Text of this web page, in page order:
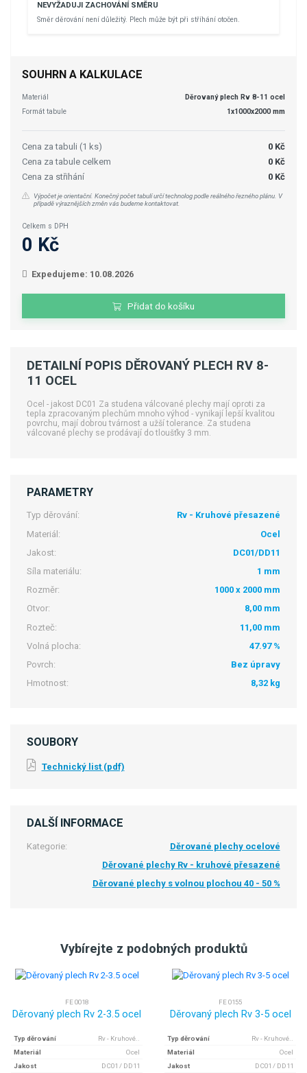
NEVYŽADUJI ZACHOVÁNÍ SMĚRU
Směr děrování není důležitý. Plech může být při stříhání otočen.
SOUHRN A KALKULACE
Materiál
Děrovaný plech Rv 8-11 ocel
Formát tabule
1x1000x2000 mm
Cena za tabuli (1 ks)
0 Kč
Cena za tabule celkem
0 Kč
Cena za střihání
0 Kč
Výpočet je orientační. Konečný počet tabulí určí technolog podle reálného řezného plánu. V
případě výraznějších změn vás budeme kontaktovat.
Celkem s DPH
0 Kč
Expedujeme: 10.08.2026
Přidat do košíku
DETAILNÍ POPIS DĚROVANÝ PLECH RV 8-
11 OCEL
Ocel - jakost DC01 Za studena válcované plechy mají oproti za
tepla zpracovaným plechům mnoho výhod - vynikají lepší kvalitou
povrchu, mají dobrou tvárnost a užší tolerance. Za studena
válcované plechy se prodávají do tloušťky 3 mm.
PARAMETRY
Typ děrování:
Rv - Kruhové přesazené
Materiál:
Ocel
Jakost:
DC01/DD11
Síla materiálu:
1 mm
Rozměr:
1000 x 2000 mm
Otvor:
8,00 mm
Rozteč:
11,00 mm
Volná plocha:
47.97 %
Povrch:
Bez úpravy
Hmotnost:
8,32 kg
SOUBORY
Technický list (pdf)
DALŠÍ INFORMACE
Kategorie:
Děrované plechy ocelové
Děrované plechy Rv - kruhové přesazené
Děrované plechy s volnou plochou 40 - 50 %
Vybírejte z podobných produktů
FE 0018
Děrovaný plech Rv 2-3.5 ocel
Typ děrování
Rv - Kruhové..
Materiál
Ocel
Jakost
DC01 / DD11
FE 0155
Děrovaný plech Rv 3-5 ocel
Typ děrování
Rv - Kruhové..
Materiál
Ocel
Jakost
DC01 / DD11